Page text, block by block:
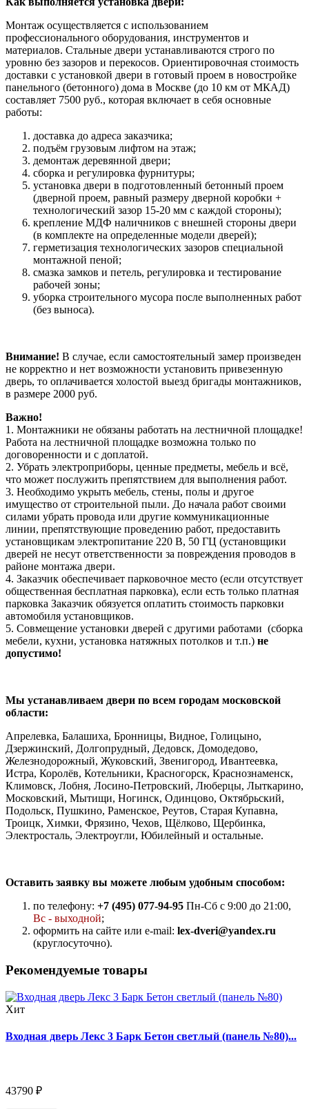
Монтаж осуществляется с использованием
профессионального оборудования, инструментов и
материалов. Стальные двери устанавливаются строго по
уровню без зазоров и перекосов. Ориентировочная стоимость
доставки с установкой двери в готовый проем в новостройке
панельного (бетонного) дома в Москве (до 10 км от МКАД)
составляет 7500 руб., которая включает в себя основные
работы:
доставка до адреса заказчика;
подъём грузовым лифтом на этаж;
демонтаж деревянной двери;
сборка и регулировка фурнитуры;
установка двери в подготовленный бетонный проем
(дверной проем, равный размеру дверной коробки +
технологический зазор 15-20 мм с каждой стороны);
крепление МДФ наличников с внешней стороны двери
(в комплекте на определенные модели дверей);
герметизация технологических зазоров специальной
монтажной пеной;
смазка замков и петель, регулировка и тестирование
рабочей зоны;
уборка строительного мусора после выполненных работ
(без выноса).
Внимание! В случае, если самостоятельный замер произведен
не корректно и нет возможности установить привезенную
дверь, то оплачивается холостой выезд бригады монтажников,
в размере 2000 руб.
Важно!
1. Монтажники не обязаны работать на лестничной площадке!
Работа на лестничной площадке возможна только по
договоренности и с доплатой.
2. Убрать электроприборы, ценные предметы, мебель и всё,
что может послужить препятствием для выполнения работ.
3. Необходимо укрыть мебель, стены, полы и другое
имущество от строительной пыли. До начала работ своими
силами убрать провода или другие коммуникационные
линии, препятствующие проведению работ, предоставить
установщикам электропитание 220 В, 50 ГЦ (установщики
дверей не несут ответственности за повреждения проводов в
районе монтажа двери.
4. Заказчик обеспечивает парковочное место (если отсутствует
общественная бесплатная парковка), если есть только платная
парковка Заказчик обязуется оплатить стоимость парковки
автомобиля установщиков.
5. Совмещение установки дверей с другими работами (сборка
мебели, кухни, установка натяжных потолков и т.п.) не
допустимо!
Мы устанавливаем двери по всем городам московской
области:
Апрелевка, Балашиха, Бронницы, Видное, Голицыно,
Дзержинский, Долгопрудный, Дедовск, Домодедово,
Железнодорожный, Жуковский, Звенигород, Ивантеевка,
Истра, Королёв, Котельники, Красногорск, Краснознаменск,
Климовск, Лобня, Лосино-Петровский, Люберцы, Лыткарино,
Московский, Мытищи, Ногинск, Одинцово, Октябрьский,
Подольск, Пушкино, Раменское, Реутов, Старая Купавна,
Троицк, Химки, Фрязино, Чехов, Щёлково, Щербинка,
Электросталь, Электроугли, Юбилейный и остальные.
Оставить заявку вы можете любым удобным способом:
по телефону: +7 (495) 077-94-95 Пн-Сб с 9:00 до 21:00,
Вс - выходной;
оформить на сайте или e-mail: lex-dveri@yandex.ru
(круглосуточно).
Рекомендуемые товары
Хит
Входная дверь Лекс 3 Барк Бетон светлый (панель №80)...
43790 ₽